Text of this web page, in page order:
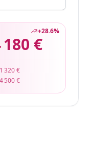
+28.6%
180 €
1 320 €
4 500 €